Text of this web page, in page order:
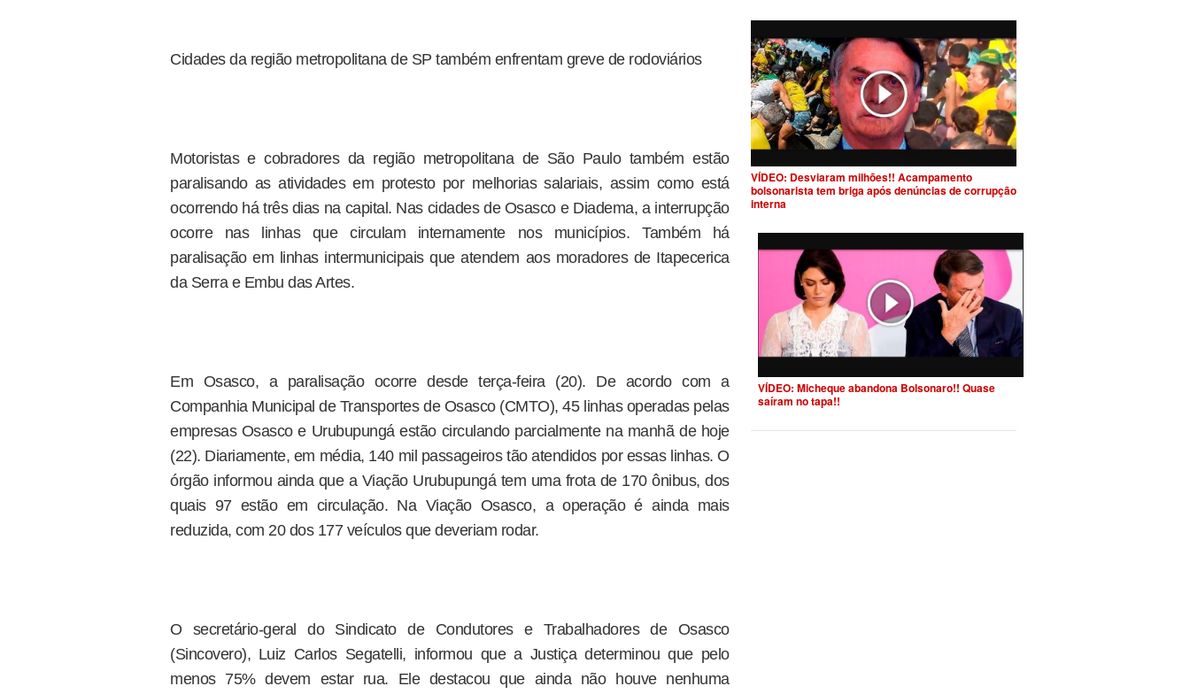
Cidades da região metropolitana de SP também enfrentam greve de rodoviários
Motoristas e cobradores da região metropolitana de São Paulo também estão
paralisando as atividades em protesto por melhorias salariais, assim como está
ocorrendo há três dias na capital. Nas cidades de Osasco e Diadema, a interrupção
ocorre nas linhas que circulam internamente nos municípios. Também há
paralisação em linhas intermunicipais que atendem aos moradores de Itapecerica
da Serra e Embu das Artes.
Em Osasco, a paralisação ocorre desde terça-feira (20). De acordo com a
Companhia Municipal de Transportes de Osasco (CMTO), 45 linhas operadas pelas
empresas Osasco e Urubupungá estão circulando parcialmente na manhã de hoje
(22). Diariamente, em média, 140 mil passageiros tão atendidos por essas linhas. O
órgão informou ainda que a Viação Urubupungá tem uma frota de 170 ônibus, dos
quais 97 estão em circulação. Na Viação Osasco, a operação é ainda mais
reduzida, com 20 dos 177 veículos que deveriam rodar.
O secretário-geral do Sindicato de Condutores e Trabalhadores de Osasco
(Sincovero), Luiz Carlos Segatelli, informou que a Justiça determinou que pelo
menos 75% devem estar rua. Ele destacou que ainda não houve nenhuma
VÍDEO: Desviaram milhões!! Acampamento
bolsonarista tem briga após denúncias de corrupção
interna
VÍDEO: Micheque abandona Bolsonaro!! Quase
saíram no tapa!!